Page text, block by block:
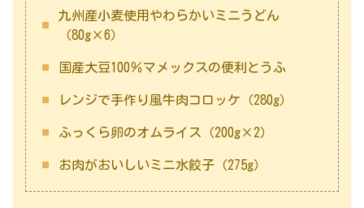
九州産小麦使用やわらかいミニうどん
（80g×6）
国産大豆100％マメックスの便利とうふ
レンジで手作り風牛肉コロッケ（280g）
ふっくら卵のオムライス（200g×2）
お肉がおいしいミニ水餃子（275g）